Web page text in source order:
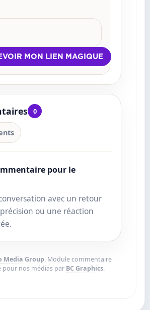
0
pour le
avec un retour
ou une réaction
Media Group. Module commentaire
pour nos médias par BC Graphics.